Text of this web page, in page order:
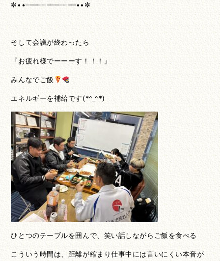
✼••┈┈┈┈┈┈┈┈┈┈┈┈••✼
そして会議が終わったら
『お疲れ様でーーーす！！！』
みんなでご飯
エネルギーを補給です(*^_^*)
ひとつのテーブルを囲んで、笑い話しながらご飯を食べる
こういう時間は、距離が縮まり仕事中には言いにくい本音が